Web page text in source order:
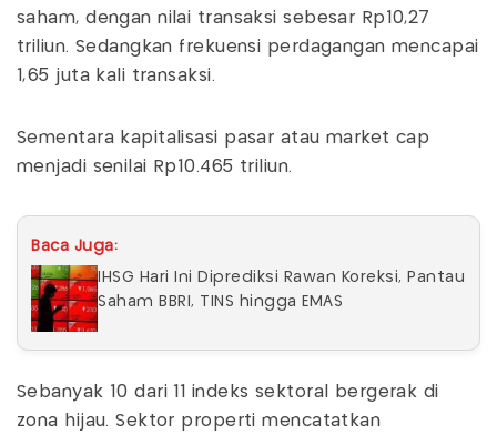
saham, dengan nilai transaksi sebesar Rp10,27
triliun. Sedangkan frekuensi perdagangan mencapai
1,65 juta kali transaksi.
Sementara kapitalisasi pasar atau market cap
menjadi senilai Rp10.465 triliun.
Baca Juga:
IHSG Hari Ini Diprediksi Rawan Koreksi, Pantau
Saham BBRI, TINS hingga EMAS
Sebanyak 10 dari 11 indeks sektoral bergerak di
zona hijau. Sektor properti mencatatkan